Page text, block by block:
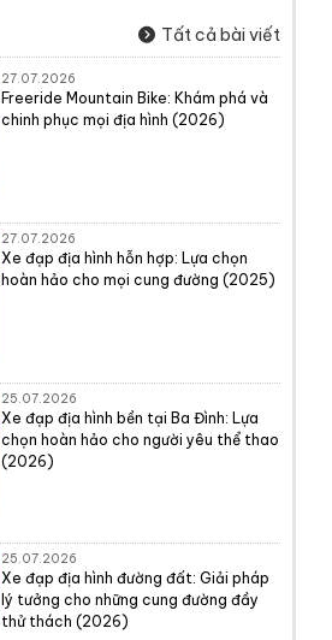
Tất cả bài viết
27.07.2026
Freeride Mountain Bike: Khám phá và
chinh phục mọi địa hình (2026)
27.07.2026
Xe đạp địa hình hỗn hợp: Lựa chọn
hoàn hảo cho mọi cung đường (2025)
25.07.2026
Xe đạp địa hình bền tại Ba Đình: Lựa
chọn hoàn hảo cho người yêu thể thao
(2026)
25.07.2026
Xe đạp địa hình đường đất: Giải pháp
lý tưởng cho những cung đường đầy
thử thách (2026)